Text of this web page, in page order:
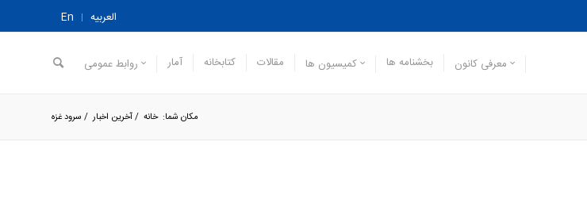
العربیه En
معرفی کانون بخشنامه ها کمیسیون ها مقالات کتابخانه آمار روابط عمومی
مکان شما: خانه /آخرین اخبار / سرود غزه